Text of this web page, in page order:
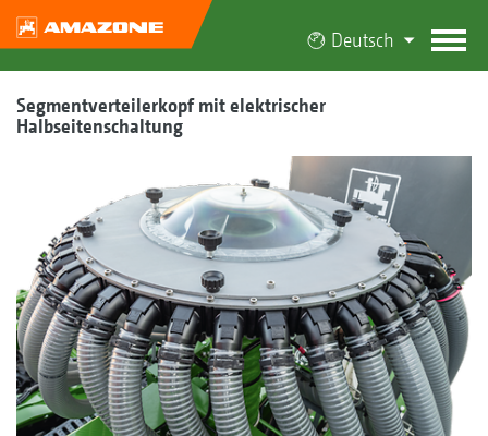
Deutsch
Segmentverteilerkopf mit elektrischer
Halbseitenschaltung